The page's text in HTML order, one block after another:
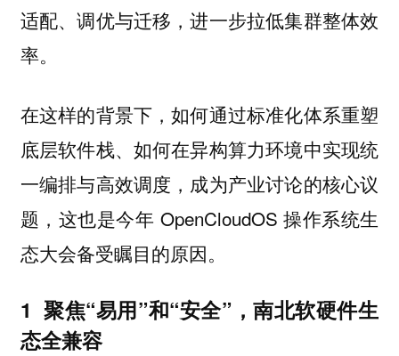
适配、调优与迁移，进一步拉低集群整体效
率。
在这样的背景下，如何通过标准化体系重塑
底层软件栈、如何在异构算力环境中实现统
一编排与高效调度，成为产业讨论的核心议
题，这也是今年 OpenCloudOS 操作系统生
态大会备受瞩目的原因。
1 聚焦“易用”和“安全”，南北软硬件生
态全兼容